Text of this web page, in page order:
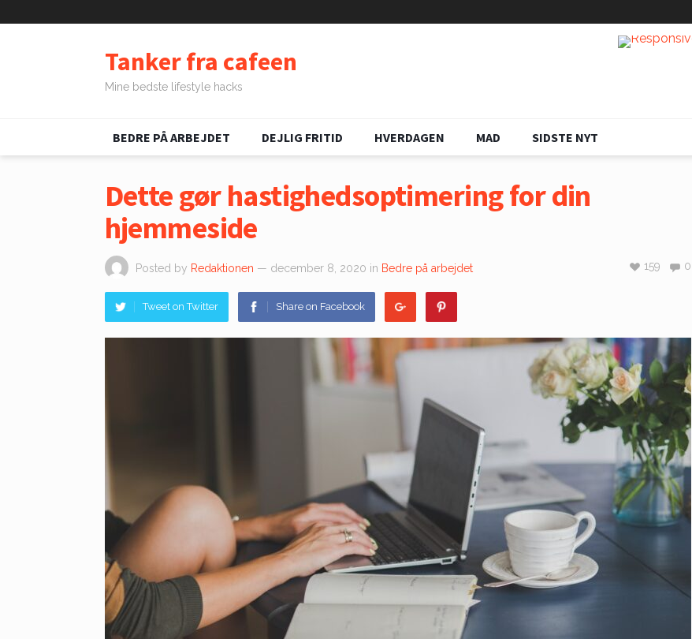
Tanker fra cafeen
Mine bedste lifestyle hacks
BEDRE PÅ ARBEJDET DEJLIG FRITID HVERDAGEN MAD SIDSTE NYT
Dette gør hastighedsoptimering for din
hjemmeside
Posted by Redaktionen — december 8, 2020 in Bedre på arbejdet 0
159
Tweet on Twitter Share on Facebook